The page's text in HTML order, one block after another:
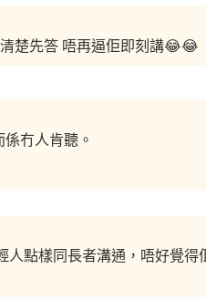
楚先答 唔再逼佢即刻講😂😂
冇人肯聽。
人點樣同長者溝通，唔好覺得